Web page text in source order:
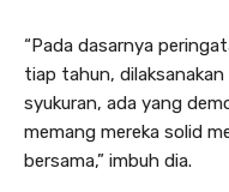
“Pada dasarnya
tiap tahun,
syukuran, ada yang
memang mereka solid
bersama,” imbuh dia.